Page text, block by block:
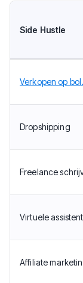
Side Hustle
Verkopen op
Dropshipping
Freelance
Virtuele assistent
Affiliate